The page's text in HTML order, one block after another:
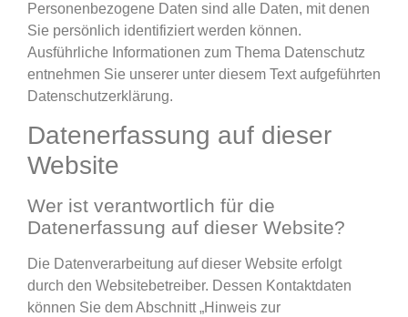
Personenbezogene Daten sind alle Daten, mit denen
Sie persönlich identifiziert werden können.
Ausführliche Informationen zum Thema Datenschutz
entnehmen Sie unserer unter diesem Text aufgeführten
Datenschutzerklärung.
Datenerfassung auf dieser
Website
Wer ist verantwortlich für die
Datenerfassung auf dieser Website?
Die Datenverarbeitung auf dieser Website erfolgt
durch den Websitebetreiber. Dessen Kontaktdaten
können Sie dem Abschnitt „Hinweis zur